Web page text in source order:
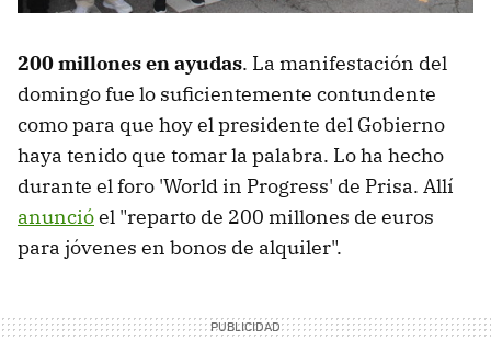
200 millones en ayudas. La manifestación del
domingo fue lo suficientemente contundente
como para que hoy el presidente del Gobierno
haya tenido que tomar la palabra. Lo ha hecho
durante el foro 'World in Progress' de Prisa. Allí
anuncióel "reparto de 200 millones de euros
para jóvenes en bonos de alquiler".